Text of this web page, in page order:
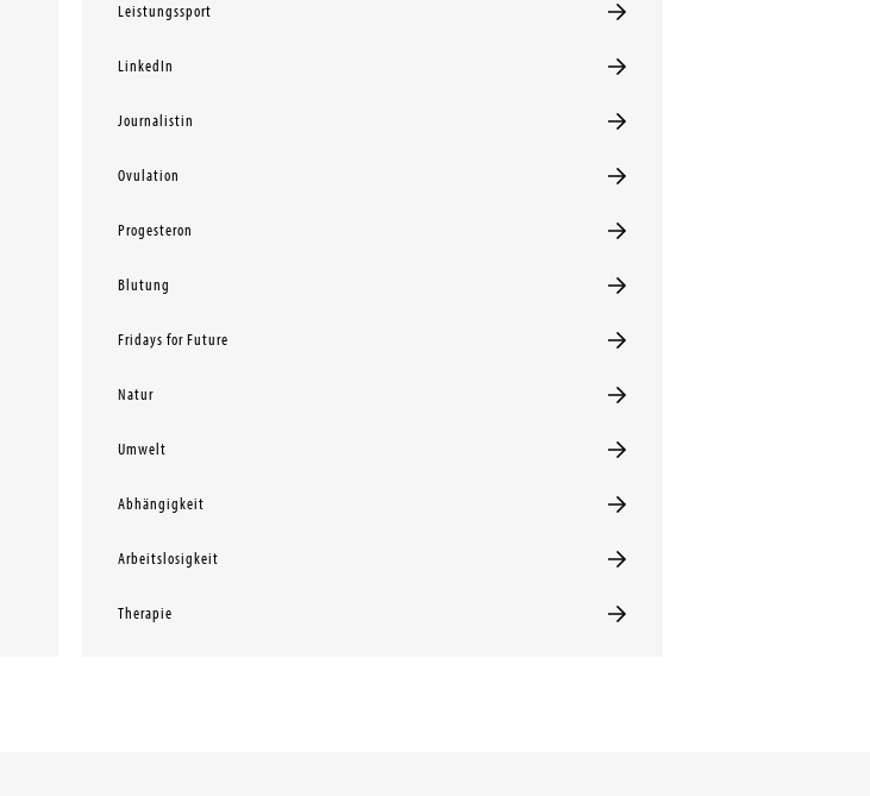
Leistungssport
LinkedIn
Journalistin
Ovulation
Progesteron
Blutung
Fridays for Future
Natur
Umwelt
Abhängigkeit
Arbeitslosigkeit
Therapie